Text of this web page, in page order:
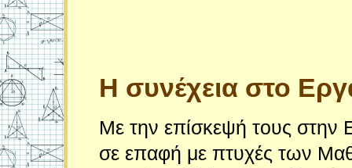
Η συνέχεια στο
Με την επίσκεψή τους στην
σε επαφή με πτυχές των